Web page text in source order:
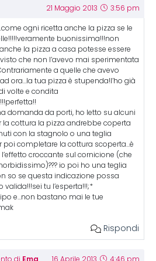
21 Maggio 2013 3:56 pm
ogni ricetta anche la pizza se le
buonissima!!!non
la pizza a casa potesse essere
che non l’avevo mai sperimentata
a quelle che avevo
ora…la tua pizza è stupenda!l’ho già
volte e condita
domanda da porti, ho letto su alcuni
la cottura la pizza andrebbe coperta
con la stagnolo o una teglia
poi completare la cottura scoperta…è
croccante sul cornicione (che
io poi ho una teglia
so se questa indicazione possa
valida!!!sei tu l’esperta!!!;*
e…non bastano mai le tue
Rispondi
di Ema 16 Aprile 2013 4:46 pm